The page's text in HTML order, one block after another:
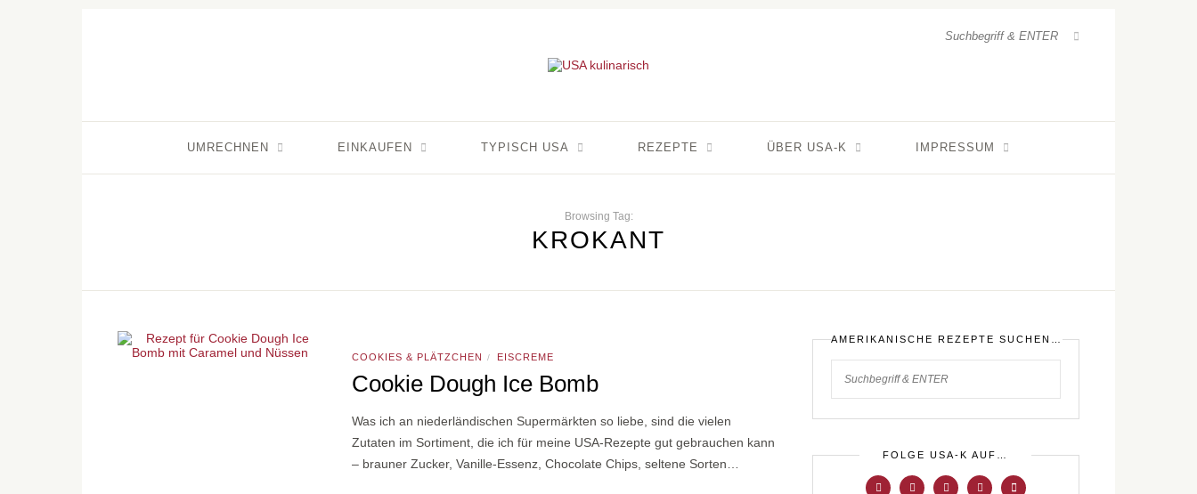
UMRECHNEN EINKAUFEN TYPISCH USA REZEPTE ÜBER USA-K IMPRESSUM
Browsing Tag:
KROKANT
COOKIES & PLÄTZCHEN / EISCREME
Cookie Dough Ice Bomb
Was ich an niederländischen Supermärkten so liebe, sind die vielen
Zutaten im Sortiment, die ich für meine USA-Rezepte gut gebrauchen kann
– brauner Zucker, Vanille-Essenz, Chocolate Chips, seltene Sorten…
AMERIKANISCHE REZEPTE SUCHEN…
FOLGE USA-K AUF…